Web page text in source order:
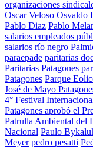
organizaciones
Oscar Veloso Osvaldo
Pablo Diaz Pablo
salarios empleados
salarios río negro
paraepade paritarias
Paritarias Patagones
Patagones Parque
José de Mayo
4° Festival
Patagones aprobó el
Patrulla Ambiental del
Nacional Paulo
Meyer pedro pesatti